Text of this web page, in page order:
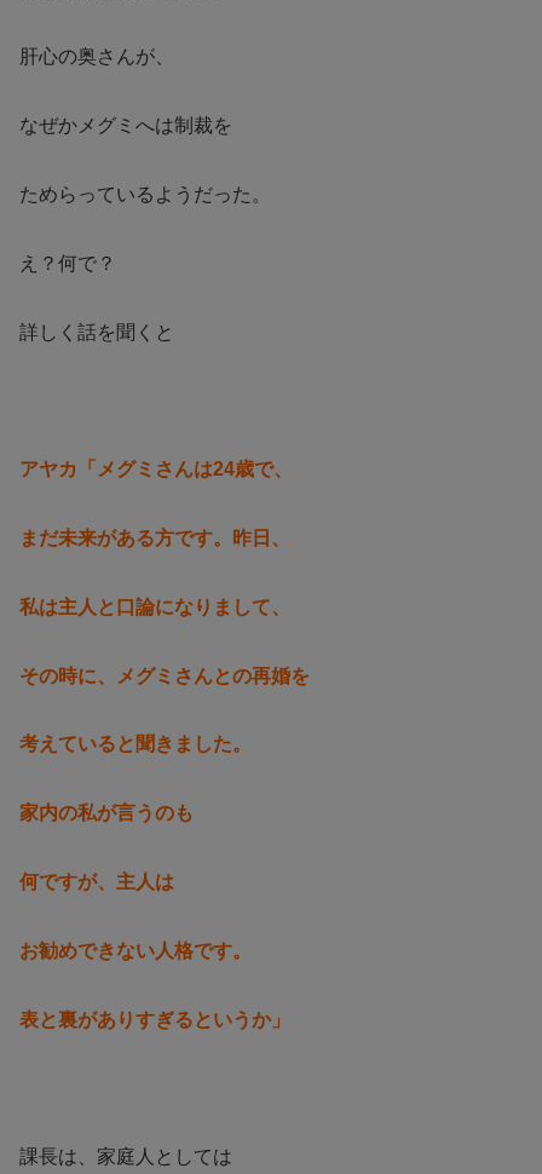
肝心の奥さんが、
なぜかメグミへは制裁を
ためらっているようだった。
え？何で？
詳しく話を聞くと
アヤカ「メグミさんは24歳で、
まだ未来がある方です。昨日、
私は主人と口論になりまして、
その時に、メグミさんとの再婚を
考えていると聞きました。
家内の私が言うのも
何ですが、主人は
お勧めできない人格です。
表と裏がありすぎるというか」
課長は、家庭人としては